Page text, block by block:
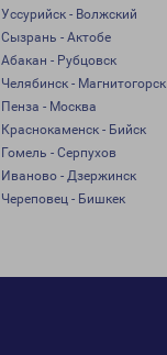
Уссурийск - Волжский
Сызрань - Актобе
Абакан - Рубцовск
Челябинск - Магнитогорск
Пенза - Москва
Краснокаменск - Бийск
Гомель - Серпухов
Иваново - Дзержинск
Череповец - Бишкек